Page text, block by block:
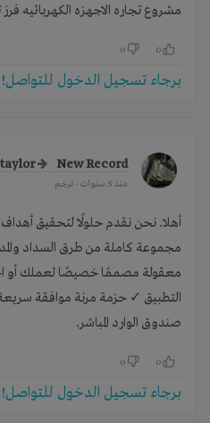
مشروع تجاره الاجهزه الكهربائيه فرز
0
0
برجاء تسجيل الدخول للتواصل!
New Record
منذ 5 سنوات - ترجم
أهلا. نحن نقدم حلولًا لتحقيق
مجموعة كاملة من طرق السداد
معقولة مصممًا خصيصًا لعملك أو
التطبيق ✓ حزمة مرنة موافقة
صندوق الوارد المباشر.
0
0
برجاء تسجيل الدخول للتواصل!